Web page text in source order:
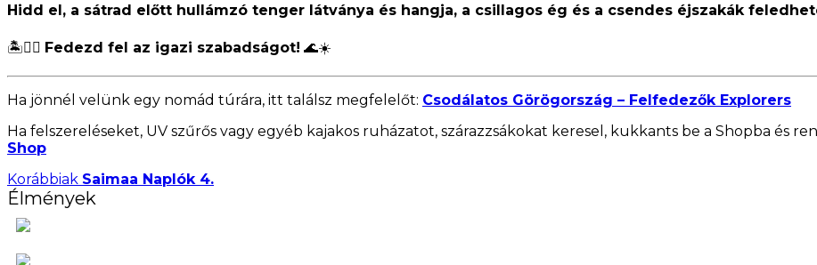
Hidd el, a sátrad előtt hullámzó tenger látványa és hangja, a csillagos ég és a csendes éjszakák
🏝️🚣‍♂️ Fedezd fel az igazi szabadságot! 🌊☀️
Ha jönnél velünk egy nomád túrára, itt találsz megfelelőt: Csodálatos Görögország – Felfedezők Explorers
Ha felszereléseket, UV szűrős vagy egyéb kajakos ruházatot, szárazzsákokat keresel, kukkants be a Shopba és
Shop
Korábbiak Saimaa Naplók 4.
Élmények